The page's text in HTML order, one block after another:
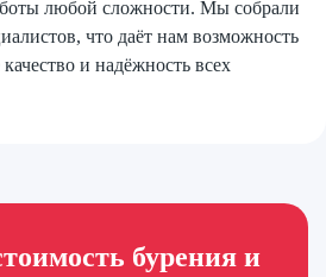
любой сложности. Мы собрали
что даёт нам возможность
и надёжность всех
бурения и